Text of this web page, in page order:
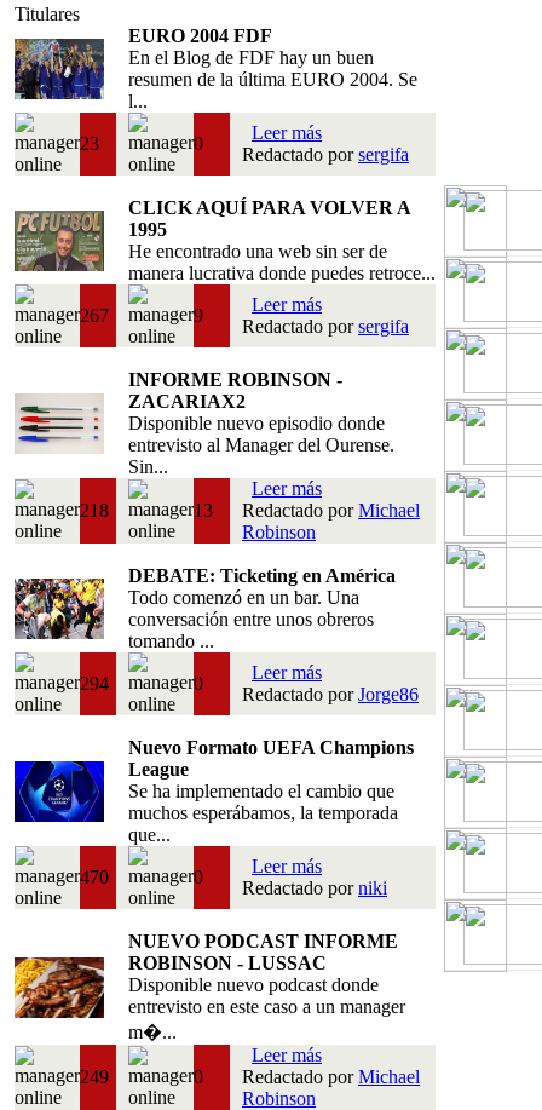
Titulares
EURO 2004 FDF
En el Blog de FDF hay un buen
resumen de la última EURO 2004. Se
l...
23 0
Leer más
Redactado porsergifa
CLICK AQUÍ PARA VOLVER A
1995
He encontrado una web sin ser de
manera lucrativa donde puedes retroce...
267 9
Leer más
Redactado porsergifa
INFORME ROBINSON -
ZACARIAX2
Disponible nuevo episodio donde
entrevisto al Manager del Ourense.
Sin...
218 13
Leer más
Redactado porMichael
Robinson
DEBATE: Ticketing en América
Todo comenzó en un bar. Una
conversación entre unos obreros
tomando ...
294 0
Leer más
Redactado porJorge86
Nuevo Formato UEFA Champions
League
Se ha implementado el cambio que
muchos esperábamos, la temporada
que...
470 0
Leer más
Redactado porniki
NUEVO PODCAST INFORME
ROBINSON - LUSSAC
Disponible nuevo podcast donde
entrevisto en este caso a un manager
m�...
249 0
Leer más
Redactado porMichael
Robinson